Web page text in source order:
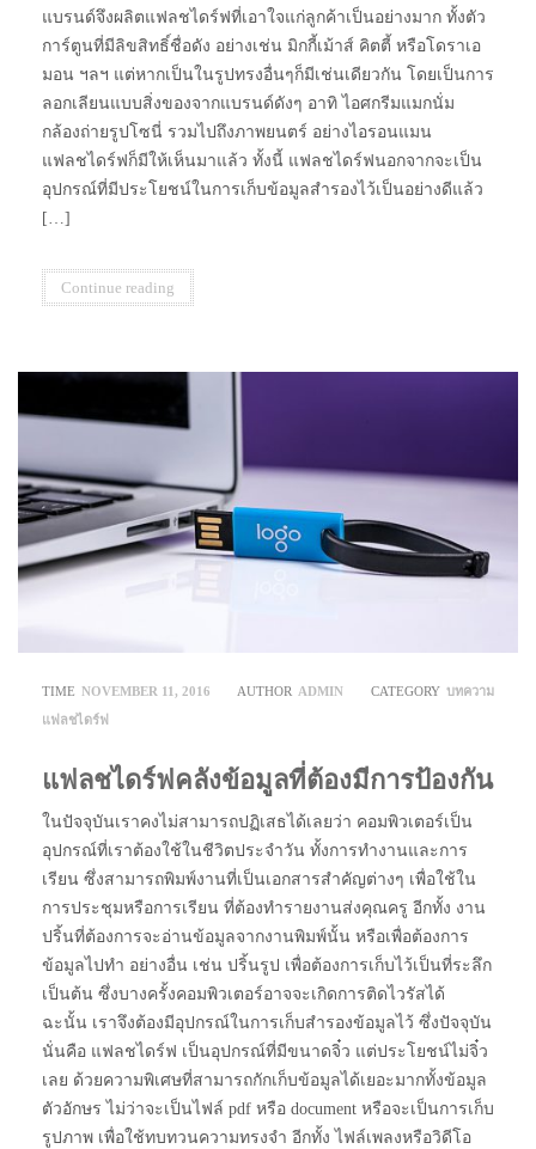
แบรนด์จึงผลิตแฟลชไดร์ฟที่เอาใจแก่ลูกค้าเป็นอย่างมาก ทั้งตัว
การ์ตูนที่มีลิขสิทธิ์ชื่อดัง อย่างเช่น มิกกี้เม้าส์ คิตตี้ หรือโดราเอ
มอน ฯลฯ แต่หากเป็นในรูปทรงอื่นๆก็มีเช่นเดียวกัน โดยเป็นการ
ลอกเลียนแบบสิ่งของจากแบรนด์ดังๆ อาทิ ไอศกรีมแมกนั่ม
กล้องถ่ายรูปโซนี่ รวมไปถึงภาพยนตร์ อย่างไอรอนแมน
แฟลชไดร์ฟก็มีให้เห็นมาแล้ว ทั้งนี้ แฟลชไดร์ฟนอกจากจะเป็น
อุปกรณ์ที่มีประโยชน์ในการเก็บข้อมูลสำรองไว้เป็นอย่างดีแล้ว
[…]
Continue reading
TIME NOVEMBER 11, 2016 AUTHOR ADMIN CATEGORY บทความ
แฟลชไดร์ฟ
แฟลชไดร์ฟคลังข้อมูลที่ต้องมีการป้องกัน
ในปัจจุบันเราคงไม่สามารถปฏิเสธได้เลยว่า คอมพิวเตอร์เป็น
อุปกรณ์ที่เราต้องใช้ในชีวิตประจำวัน ทั้งการทำงานและการ
เรียน ซึ่งสามารถพิมพ์งานที่เป็นเอกสารสำคัญต่างๆ เพื่อใช้ใน
การประชุมหรือการเรียน ที่ต้องทำรายงานส่งคุณครู อีกทั้ง งาน
ปริ้นที่ต้องการจะอ่านข้อมูลจากงานพิมพ์นั้น หรือเพื่อต้องการ
ข้อมูลไปทำ อย่างอื่น เช่น ปริ้นรูป เพื่อต้องการเก็บไว้เป็นที่ระลึก
เป็นต้น ซึ่งบางครั้งคอมพิวเตอร์อาจจะเกิดการติดไวรัสได้
ฉะนั้น เราจึงต้องมีอุปกรณ์ในการเก็บสำรองข้อมูลไว้ ซึ่งปัจจุบัน
นั่นคือ แฟลชไดร์ฟ เป็นอุปกรณ์ที่มีขนาดจิ๋ว แต่ประโยชน์ไม่จิ๋ว
เลย ด้วยความพิเศษที่สามารถกักเก็บข้อมูลได้เยอะมากทั้งข้อมูล
ตัวอักษร ไม่ว่าจะเป็นไฟล์ pdf หรือ document หรือจะเป็นการเก็บ
รูปภาพ เพื่อใช้ทบทวนความทรงจำ อีกทั้ง ไฟล์เพลงหรือวิดีโอ